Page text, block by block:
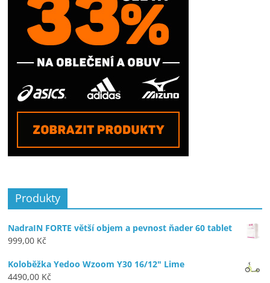
Produkty
NadraIN FORTE větší objem a pevnost ňader 60 tablet
999,00 Kč
Koloběžka Yedoo Wzoom Y30 16/12" Lime
4490,00 Kč